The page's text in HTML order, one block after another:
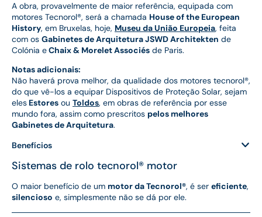
A obra, provavelmente de maior referência, equipada com
motores Tecnorol®, será a chamada House of the European
History, em Bruxelas, hoje, Museu da União Europeia, feita
com os Gabinetes de Arquitetura JSWD Architekten de
Colónia eChaix & Morelet Associés de Paris.
Notas adicionais:
Não haverá prova melhor, da qualidade dos motores tecnorol®,
do que vê-los a equipar Dispositivos de Proteção Solar, sejam
eles Estores ou Toldos, em obras de referência por esse
mundo fora, assim como prescritos pelos melhores
Gabinetes de Arquitetura.
Benefícios
Sistemas de rolo tecnorol® motor
O maior benefício de um motor da Tecnorol®, é ser eficiente,
silencioso e, simplesmente não se dá por ele.